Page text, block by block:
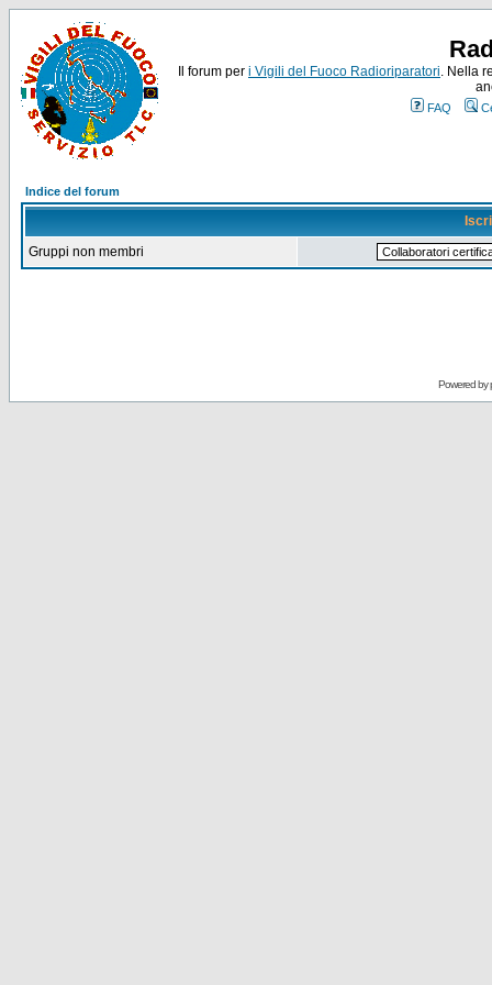
Il forum per i Vigili del Fuoco Radioriparatori. Nella
FAQ
Indice del forum
Gruppi non membri
Powered by